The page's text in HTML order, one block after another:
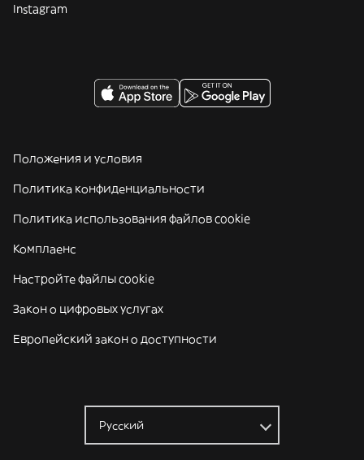
Instagram
Положения и условия
Политика конфиденциальности
Политика использования файлов cookie
Комплаенс
Настройте файлы cookie
Закон о цифровых услугах
Европейский закон о доступности